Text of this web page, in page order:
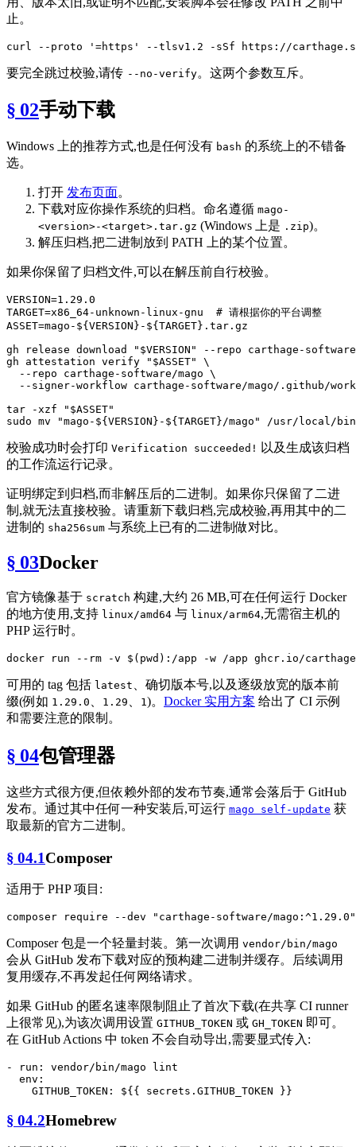
止。
curl --proto '=https'
要完全跳过校验,请传 --no-verify。这两个参数互斥。
§ 02手动下载
Windows 上的推荐方式,也是任何没有 bash 的系统上的不错备
选。
打开 发布页面。
下载对应你操作系统的归档。命名遵循 mago-
<version>-<target>.tar.gz (Windows 上是 .zip)。
解压归档,把二进制放到 PATH 上的某个位置。
如果你保留了归档文件,可以在解压前自行校验。
VERSION=1.29.0
TARGET=x86_64-unknown-linux-gnu # 请根据你的平台调整
ASSET=mago- ${VERSION} - ${TARGET} .tar.gz
gh release download
" $VERSION "
--repo carthage-
gh attestation verify
" $ASSET"
\
  --repo carthage-software/mago \
--signer-workflow carthage-software/mago/.github/
tar -xzf
" $ASSET"
sudo mv "mago- ${VERSION} - ${TARGET}/mago"
校验成功时会打印 Verification succeeded!
以及生成该归档
的工作流运行记录。
证明绑定到归档,而非解压后的二进制。如果你只保留了二进
制,就无法直接校验。请重新下载归档,完成校验,再用其中的二
进制的 sha256sum 与系统上已有的二进制做对比。
§ 03Docker
官方镜像基于 scratch 构建,大约 26 MB,可在任何运行 Docker
的地方使用,支持 linux/amd64 与 linux/arm64,无需宿主机的
PHP 运行时。
docker run -- rm -v $( pwd
可用的 tag 包括 latest
、确切版本号,以及逐级放宽的版本前
缀(例如 1.29.0 1.29 1)。 Docker 实用方案 给出了 CI 示例
和需要注意的限制。
§ 04包管理器
这些方式很方便,但依赖外部的发布节奏,通常会落后于 GitHub
发布。通过其中任何一种安装后,可运行 mago self-update 获
取最新的官方二进制。
§ 04.1Composer
适用于 PHP 项目:
composer require --dev "carthage-software/mago:^1.29.0"
Composer 包是一个轻量封装。第一次调用 vendor/bin/mago
会从 GitHub 发布下载对应的预构建二进制并缓存。后续调用
复用缓存,不再发起任何网络请求。
如果 GitHub 的匿名速率限制阻止了首次下载(在共享 CI runner
上很常见),为该次调用设置 GITHUB_TOKEN 或 GH_TOKEN 即可。
在 GitHub Actions 中 token 不会自动导出,需要显式传入:
- run: vendor/bin/mago
lint
env:
GITHUB_TOKEN:
${{ secrets.GITHUB_TOKEN }}
§ 04.2Homebrew